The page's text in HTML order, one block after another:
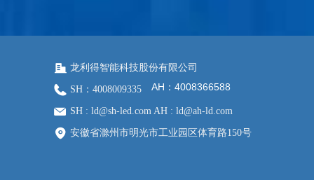
龙利得智能科技股份有限公司
SH：4008009335
SH : ld@sh-led.com AH : ld@ah-ld.com
安徽省滁州市明光市工业园区体育路150号
AH：4008366588